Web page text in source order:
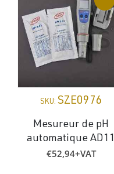
SKU: SZE0976
Mesureur de pH
automatique AD11
€52,94+VAT